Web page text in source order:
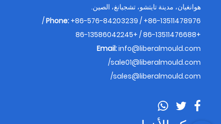
هوانغيان، مدينة تايتشو، تشجيانغ، الصين.
Phone:+86-576-84203239 / +86-13511478976 /
+86-13511476688 / +86-13586042245
Email:info@liberalmould.com
/sale01@liberalmould.com
/sales@liberalmould.com